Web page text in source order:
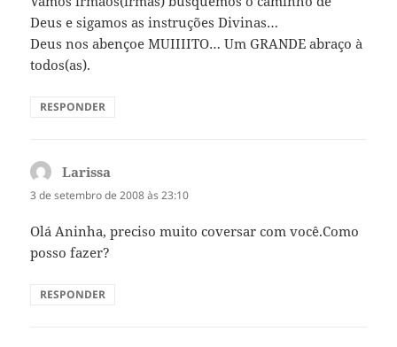
Deus e sigamos as instruções Divinas…
Deus nos abençoe MUIIIITO… Um GRANDE abraço à
todos(as).
RESPONDER
Larissa
3 de setembro de 2008 às 23:10
Olá Aninha, preciso muito coversar com você.Como
posso fazer?
RESPONDER